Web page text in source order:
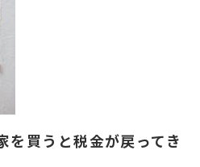
を買うと税金が戻ってき